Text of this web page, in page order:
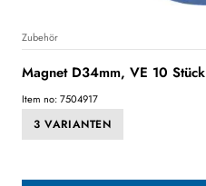
Zubehör
Magnet D34mm, VE 10 Stück
Item no: 7504917
3 VARIANTEN